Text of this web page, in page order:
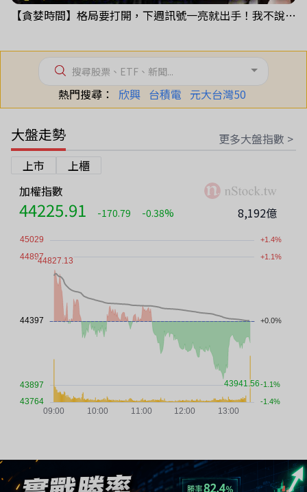
【貪婪時間】格局要打開，下週訊號一亮就出手！我不說的話還真一堆人不知道！｜錢進大趨勢 Mr.智霖 陳 2026/08/08
搜尋股票、ETF、新聞...
熱門搜尋： 欣興 台積電 元大台灣50
大盤走勢
更多大盤指數 >
上市
上櫃
加權指數
44225.91 -170.79 -0.38% 8,192億